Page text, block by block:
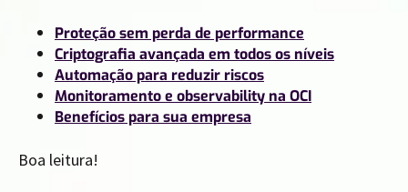
Proteção sem perda de performance
Criptografia avançada em todos os níveis
Automação para reduzir riscos
Monitoramento e observability na OCI
Benefícios para sua empresa
Boa leitura!